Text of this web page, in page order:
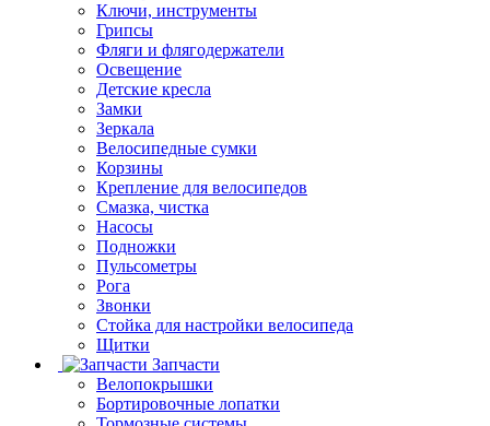
Ключи, инструменты
Грипсы
Фляги и флягодержатели
Освещение
Детские кресла
Замки
Зеркала
Велосипедные сумки
Корзины
Крепление для велосипедов
Смазка, чистка
Насосы
Подножки
Пульсометры
Рога
Звонки
Стойка для настройки велосипеда
Щитки
Запчасти
Велопокрышки
Бортировочные лопатки